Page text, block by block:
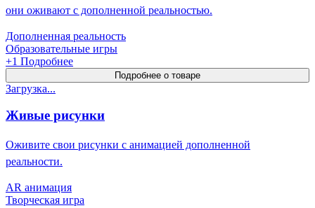
они оживают с дополненной реальностью.
Дополненная реальность
Образовательные игры
+1 Подробнее
Подробнее о товаре
Загрузка...
Живые рисунки
Оживите свои рисунки с анимацией дополненной
реальности.
AR анимация
Творческая игра